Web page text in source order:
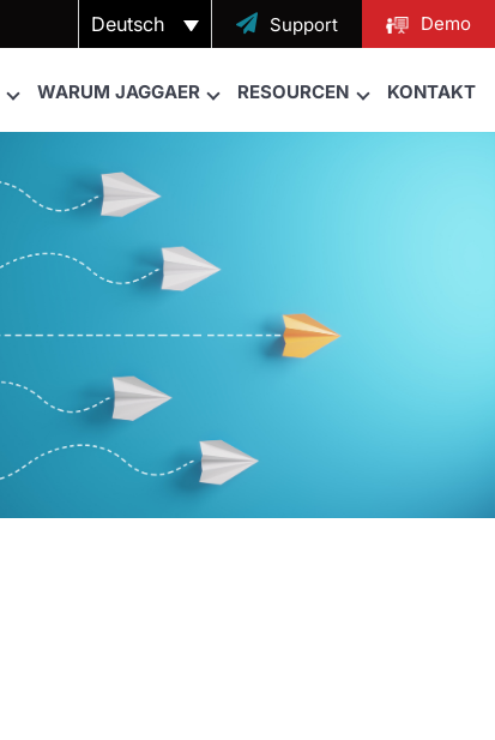
Deutsch  Support Demo
WARUM JAGGAER RESOURCEN KONTAKT